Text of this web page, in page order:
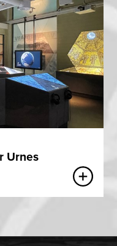
Urnes